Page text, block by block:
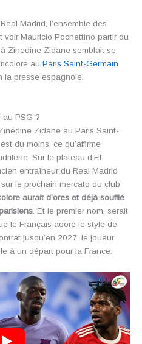
Madrid, l’ensemble des
Mauricio Pochettino partir du
Zinedine Zidane semblait se
au Paris Saint-Germain
la presse espagnole.
au PSG ?
Zidane au Paris Saint-
du moins, ce qu’affirme
Sur le plateau d’El
entraîneur du Real Madrid
le prochain mercato du club
aurait d’ores et déjà soufflé
. Et le premier nom, serait
le Français adore le style de
jusqu’en 2027, le joueur
à un départ pour la France.